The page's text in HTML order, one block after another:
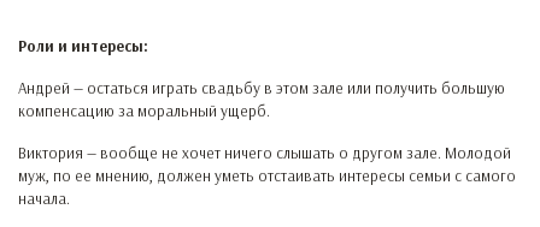
Роли и интересы:
Андрей — остаться играть свадьбу в этом зале или получить большую
компенсацию за моральный ущерб.
Виктория — вообще не хочет ничего слышать о другом зале. Молодой
муж, по ее мнению, должен уметь отстаивать интересы семьи с самого
начала.